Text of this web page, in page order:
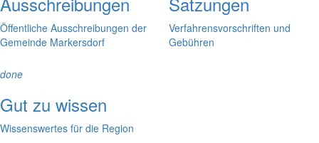
Öffentliche Ausschreibungen der
Gemeinde Markersdorf
Verfahrensvorschriften und
Gebühren
done
Gut zu wissen
Wissenswertes für die Region